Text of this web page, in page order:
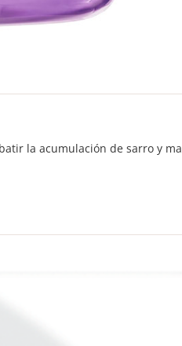
la acumulación de sarro y